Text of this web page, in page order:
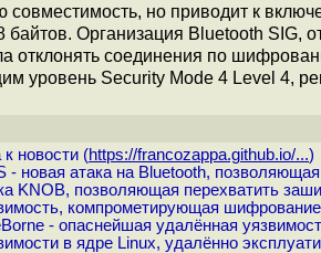
совместимость, но приводит к
байтов. Организация Bluetooth SIG,
отклонять соединения по
уровень Security Mode 4 Level 4,
новости (https://francozappa.github.io/...)
- новая атака на Bluetooth,
KNOB, позволяющая перехватить
компрометирующая
- опаснейшая удалённая
в ядре Linux, удалённо